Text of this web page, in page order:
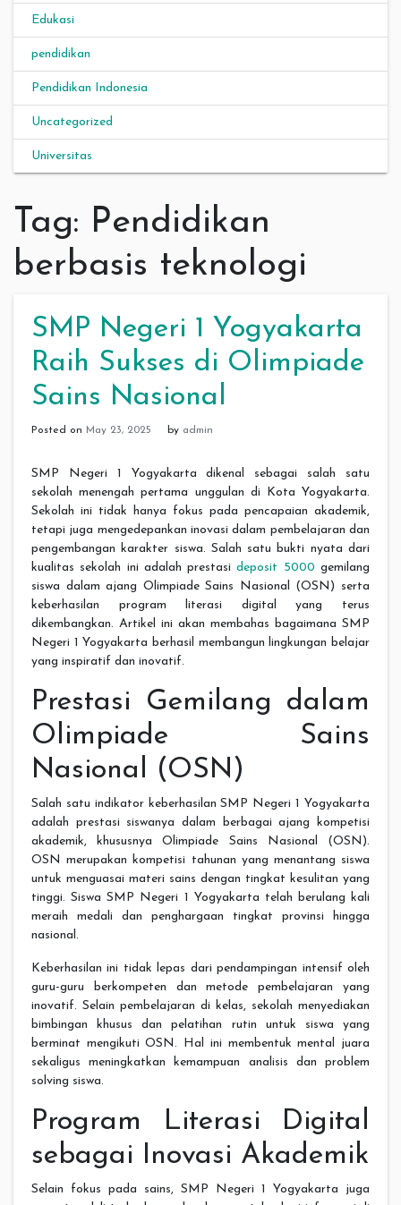
Edukasi
pendidikan
Pendidikan Indonesia
Uncategorized
Universitas
Tag: Pendidikan
berbasis teknologi
SMP Negeri 1 Yogyakarta
Raih Sukses di Olimpiade
Sains Nasional
Posted on May 23, 2025 by admin
SMP Negeri 1 Yogyakarta dikenal sebagai salah satu
sekolah menengah pertama unggulan di Kota Yogyakarta.
Sekolah ini tidak hanya fokus pada pencapaian akademik,
tetapi juga mengedepankan inovasi dalam pembelajaran dan
pengembangan karakter siswa. Salah satu bukti nyata dari
kualitas sekolah ini adalah prestasideposit 5000 gemilang
siswa dalam ajang Olimpiade Sains Nasional (OSN) serta
keberhasilan program literasi digital yang terus
dikembangkan. Artikel ini akan membahas bagaimana SMP
Negeri 1 Yogyakarta berhasil membangun lingkungan belajar
yang inspiratif dan inovatif.
Prestasi Gemilang dalam
Olimpiade Sains
Nasional (OSN)
Salah satu indikator keberhasilan SMP Negeri 1 Yogyakarta
adalah prestasi siswanya dalam berbagai ajang kompetisi
akademik, khususnya Olimpiade Sains Nasional (OSN).
OSN merupakan kompetisi tahunan yang menantang siswa
untuk menguasai materi sains dengan tingkat kesulitan yang
tinggi. Siswa SMP Negeri 1 Yogyakarta telah berulang kali
meraih medali dan penghargaan tingkat provinsi hingga
nasional.
Keberhasilan ini tidak lepas dari pendampingan intensif oleh
guru-guru berkompeten dan metode pembelajaran yang
inovatif. Selain pembelajaran di kelas, sekolah menyediakan
bimbingan khusus dan pelatihan rutin untuk siswa yang
berminat mengikuti OSN. Hal ini membentuk mental juara
sekaligus meningkatkan kemampuan analisis dan problem
solving siswa.
Program Literasi Digital
sebagai Inovasi Akademik
Selain fokus pada sains, SMP Negeri 1 Yogyakarta juga